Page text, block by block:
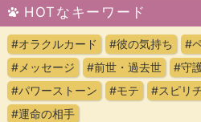
HOTなキーワード
#オラクルカード #彼の気持ち
#
#メッセージ
#前世・過去世 #守
#パワーストーン
#モテ #スピリ
#運命の相手